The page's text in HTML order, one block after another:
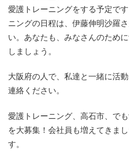
愛護トレーニングをする予定で
ニングの日程は、伊藤伸明沙羅
い。あなたも、みなさんのため
しましょう。
大阪府の人で、私達と一緒に活
連絡ください。
愛護トレーニング、高石市、で
を大募集！会社員も増えてきま
す。